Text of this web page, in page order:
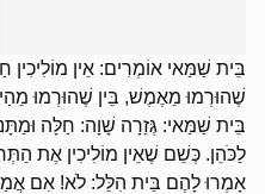
בֵּית שַׁמַּאי אוֹמְרִים: אֵין מוֹלִיכִין
שֶׁהוּרְמוּ מֵאֶמֶשׁ, בֵּין שֶׁהוּרְמוּ
בֵּית שַׁמַּאי: גְּזֵרָה שָׁוָה: חַלָּה
לַכֹּהֵן. כְּשֵׁם שֶׁאֵין מוֹלִיכִין אֶת
אָמְרוּ לָהֶם בֵּית הִלֵּל: לֹא! אִם